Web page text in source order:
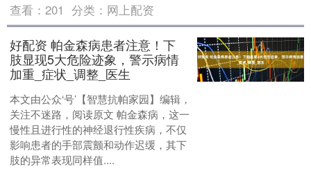
查看：201 分类： 网上配资
好配资 帕金森病患者注意！下
肢显现5大危险迹象，警示病情
加重_症状_调整_医生
本文由公众‘号’【智慧抗帕家园】编辑，
关注不迷路，阅读原文 帕金森病，这一
慢性且进行性的神经退行性疾病，不仅
影响患者的手部震颤和动作迟缓，其下
肢的异常表现同样值....